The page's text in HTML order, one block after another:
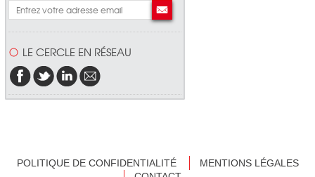
LE CERCLE EN RÉSEAU
POLITIQUE DE CONFIDENTIALITÉ
MENTIONS LÉGALES